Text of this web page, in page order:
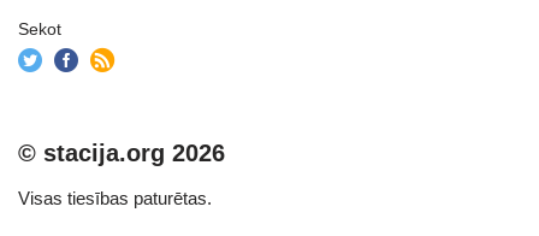
Sekot
© stacija.org 2026
Visas tiesības paturētas.